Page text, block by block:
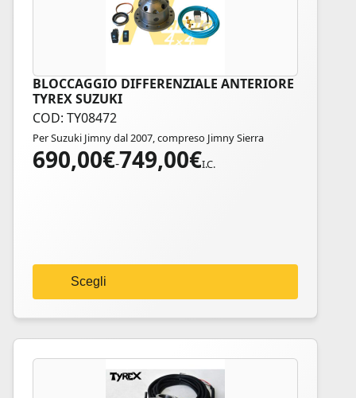
BLOCCAGGIO DIFFERENZIALE ANTERIORE
TYREX SUZUKI
COD: TY08472
Per Suzuki Jimny dal 2007, compreso Jimny Sierra
690,00€-749,00€
Fascia
749,00€
I.C.
Scegli
Questo
prodotto
ha
più
varianti.
pagina
del